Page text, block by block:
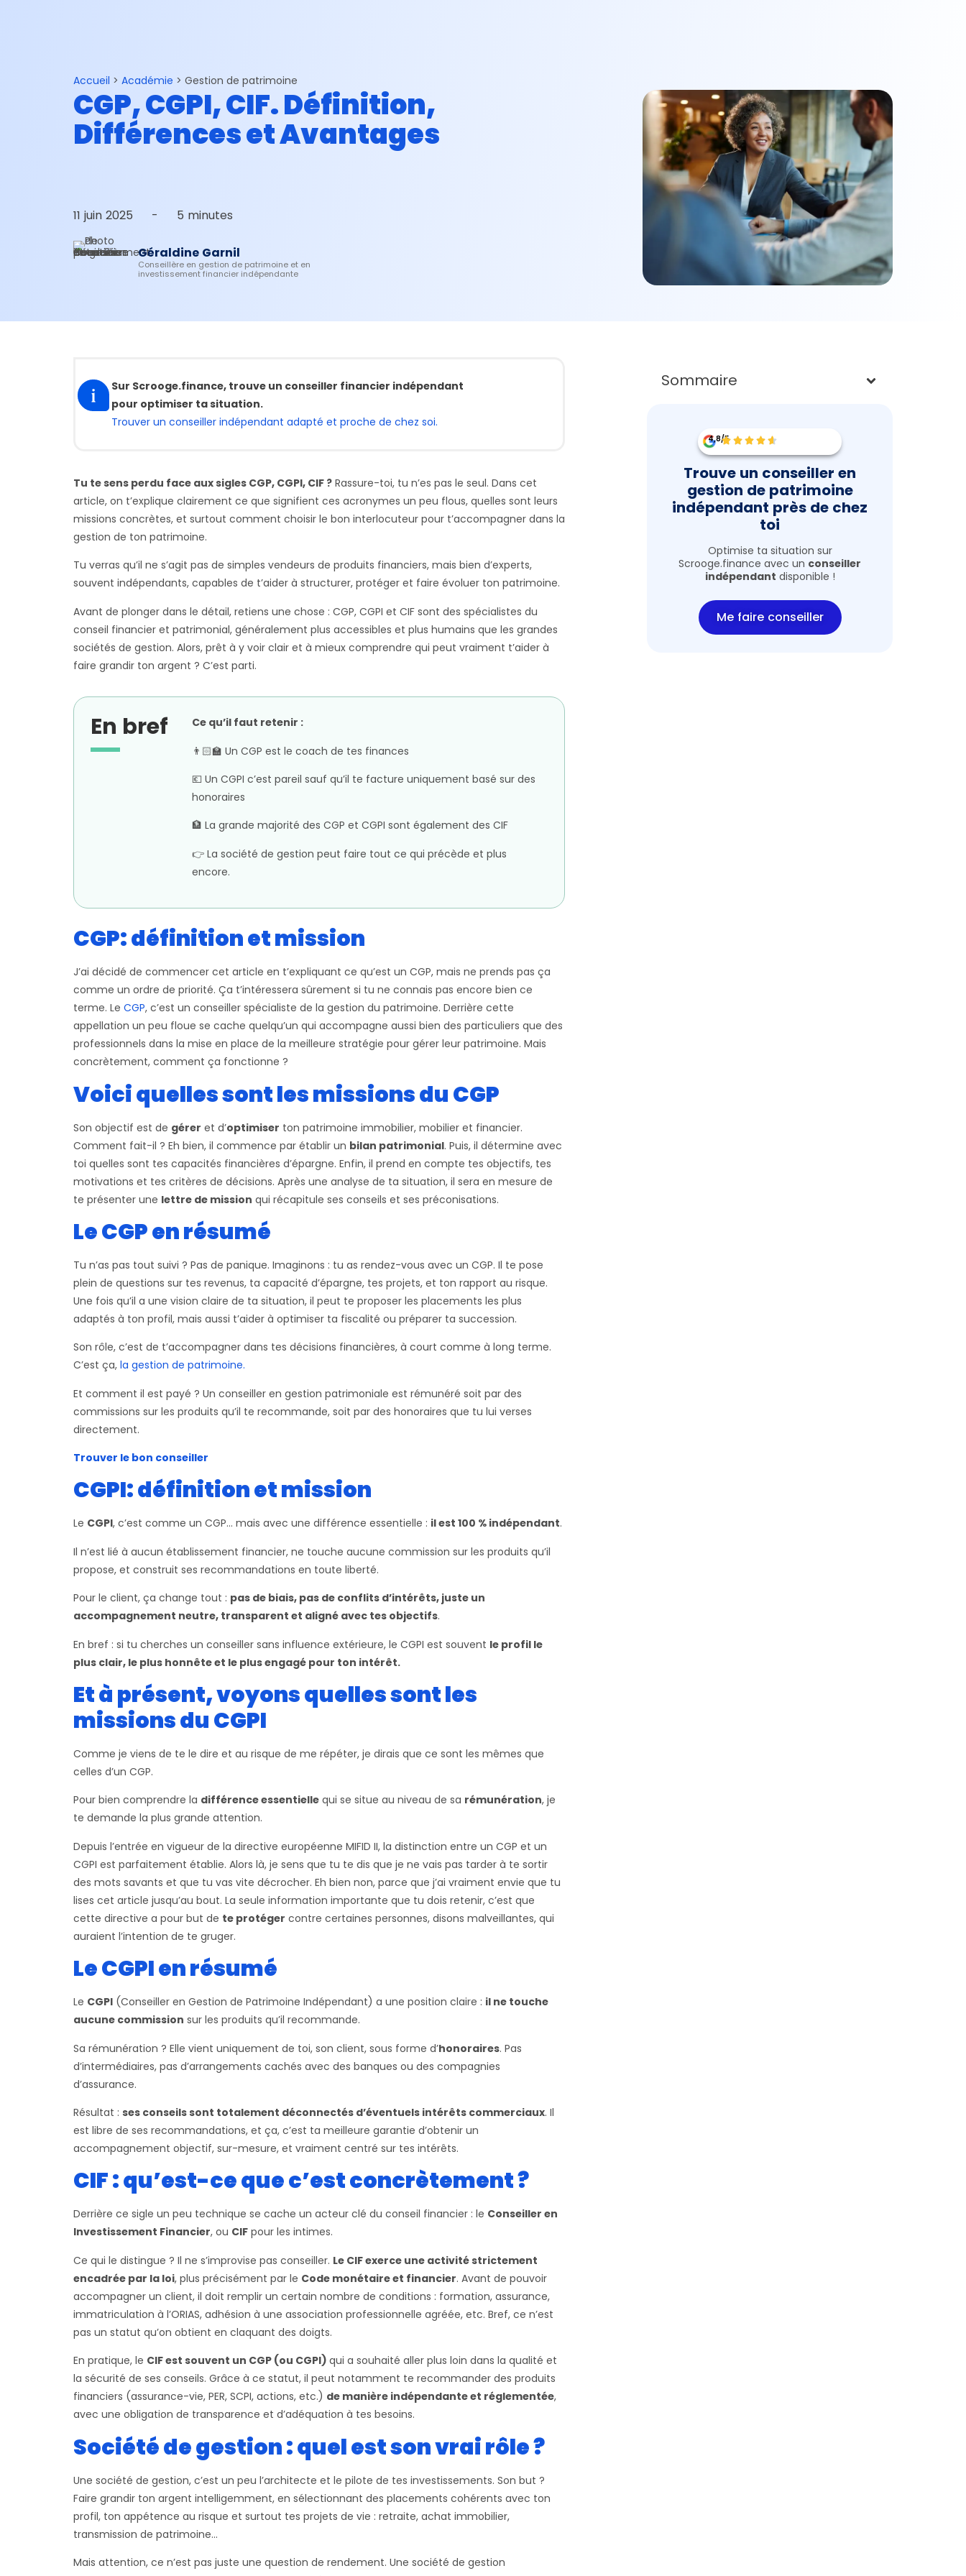
Accueil > Académie > Gestion de patrimoine
CGP, CGPI, CIF. Définition,
Différences et Avantages
11 juin 2025 - 5 minutes
Géraldine Garnil
Conseillère en gestion de patrimoine et en
investissement financier indépendante
Sur Scrooge.finance, trouve un conseiller financier indépendant
pour optimiser ta situation.
Trouver un conseiller indépendant adapté et proche de chez soi.
Tu te sens perdu face aux sigles CGP, CGPI, CIF ? Rassure-toi, tu n’es pas le seul. Dans cet
article, on t’explique clairement ce que signifient ces acronymes un peu flous, quelles sont leurs
missions concrètes, et surtout comment choisir le bon interlocuteur pour t’accompagner dans la
gestion de ton patrimoine.
Tu verras qu’il ne s’agit pas de simples vendeurs de produits financiers, mais bien d’experts,
souvent indépendants, capables de t’aider à structurer, protéger et faire évoluer ton patrimoine.
Avant de plonger dans le détail, retiens une chose : CGP, CGPI et CIF sont des spécialistes du
conseil financier et patrimonial, généralement plus accessibles et plus humains que les grandes
sociétés de gestion. Alors, prêt à y voir clair et à mieux comprendre qui peut vraiment t’aider à
faire grandir ton argent ? C’est parti.
En bref
Ce qu’il faut retenir :
👨🏻‍🏫 Un CGP est le coach de tes finances
💶 Un CGPI c’est pareil sauf qu’il te facture uniquement basé sur des
honoraires
🏦 La grande majorité des CGP et CGPI sont également des CIF
👉 La société de gestion peut faire tout ce qui précède et plus
encore.
CGP: définition et mission
J’ai décidé de commencer cet article en t’expliquant ce qu’est un CGP, mais ne prends pas ça
comme un ordre de priorité. Ça t’intéressera sûrement si tu ne connais pas encore bien ce
terme. Le CGP, c’est un conseiller spécialiste de la gestion du patrimoine. Derrière cette
appellation un peu floue se cache quelqu’un qui accompagne aussi bien des particuliers que des
professionnels dans la mise en place de la meilleure stratégie pour gérer leur patrimoine. Mais
concrètement, comment ça fonctionne ?
Voici quelles sont les missions du CGP
Son objectif est de gérer et d’optimiser ton patrimoine immobilier, mobilier et financier.
Comment fait-il ? Eh bien, il commence par établir un bilan patrimonial. Puis, il détermine avec
toi quelles sont tes capacités financières d’épargne. Enfin, il prend en compte tes objectifs, tes
motivations et tes critères de décisions. Après une analyse de ta situation, il sera en mesure de
te présenter une lettre de mission qui récapitule ses conseils et ses préconisations.
Le CGP en résumé
Tu n’as pas tout suivi ? Pas de panique. Imaginons : tu as rendez-vous avec un CGP. Il te pose
plein de questions sur tes revenus, ta capacité d’épargne, tes projets, et ton rapport au risque.
Une fois qu’il a une vision claire de ta situation, il peut te proposer les placements les plus
adaptés à ton profil, mais aussi t’aider à optimiser ta fiscalité ou préparer ta succession.
Son rôle, c’est de t’accompagner dans tes décisions financières, à court comme à long terme.
C’est ça, la gestion de patrimoine.
Et comment il est payé ? Un conseiller en gestion patrimoniale est rémunéré soit par des
commissions sur les produits qu’il te recommande, soit par des honoraires que tu lui verses
directement.
Trouver le bon conseiller
CGPI: définition et mission
Le CGPI, c’est comme un CGP… mais avec une différence essentielle : il est 100 % indépendant.
Il n’est lié à aucun établissement financier, ne touche aucune commission sur les produits qu’il
propose, et construit ses recommandations en toute liberté.
Pour le client, ça change tout : pas de biais, pas de conflits d’intérêts, juste un
accompagnement neutre, transparent et aligné avec tes objectifs.
En bref : si tu cherches un conseiller sans influence extérieure, le CGPI est souvent le profil le
plus clair, le plus honnête et le plus engagé pour ton intérêt.
Et à présent, voyons quelles sont les
missions du CGPI
Comme je viens de te le dire et au risque de me répéter, je dirais que ce sont les mêmes que
celles d’un CGP.
Pour bien comprendre la différence essentielle qui se situe au niveau de sa rémunération, je
te demande la plus grande attention.
Depuis l’entrée en vigueur de la directive européenne MIFID II, la distinction entre un CGP et un
CGPI est parfaitement établie. Alors là, je sens que tu te dis que je ne vais pas tarder à te sortir
des mots savants et que tu vas vite décrocher. Eh bien non, parce que j’ai vraiment envie que tu
lises cet article jusqu’au bout. La seule information importante que tu dois retenir, c’est que
cette directive a pour but de te protéger contre certaines personnes, disons malveillantes, qui
auraient l’intention de te gruger.
Le CGPI en résumé
Le CGPI (Conseiller en Gestion de Patrimoine Indépendant) a une position claire : il ne touche
aucune commission sur les produits qu’il recommande.
Sa rémunération ? Elle vient uniquement de toi, son client, sous forme d’honoraires. Pas
d’intermédiaires, pas d’arrangements cachés avec des banques ou des compagnies
d’assurance.
Résultat : ses conseils sont totalement déconnectés d’éventuels intérêts commerciaux. Il
est libre de ses recommandations, et ça, c’est ta meilleure garantie d’obtenir un
accompagnement objectif, sur-mesure, et vraiment centré sur tes intérêts.
CIF : qu’est-ce que c’est concrètement ?
Derrière ce sigle un peu technique se cache un acteur clé du conseil financier : le Conseiller en
Investissement Financier, ou CIF pour les intimes.
Ce qui le distingue ? Il ne s’improvise pas conseiller. Le CIF exerce une activité strictement
encadrée par la loi, plus précisément par le Code monétaire et financier. Avant de pouvoir
accompagner un client, il doit remplir un certain nombre de conditions : formation, assurance,
immatriculation à l’ORIAS, adhésion à une association professionnelle agréée, etc. Bref, ce n’est
pas un statut qu’on obtient en claquant des doigts.
En pratique, le CIF est souvent un CGP (ou CGPI) qui a souhaité aller plus loin dans la qualité et
la sécurité de ses conseils. Grâce à ce statut, il peut notamment te recommander des produits
financiers (assurance-vie, PER, SCPI, actions, etc.) de manière indépendante et réglementée,
avec une obligation de transparence et d’adéquation à tes besoins.
Société de gestion : quel est son vrai rôle ?
Une société de gestion, c’est un peu l’architecte et le pilote de tes investissements. Son but ?
Faire grandir ton argent intelligemment, en sélectionnant des placements cohérents avec ton
profil, ton appétence au risque et surtout tes projets de vie : retraite, achat immobilier,
transmission de patrimoine…
Mais attention, ce n’est pas juste une question de rendement. Une société de gestion
Sommaire
4,8/5
Trouve un conseiller en
gestion de patrimoine
indépendant près de chez
toi
Optimise ta situation sur
Scrooge.finance avec un conseiller
indépendant disponible !
Me faire conseiller